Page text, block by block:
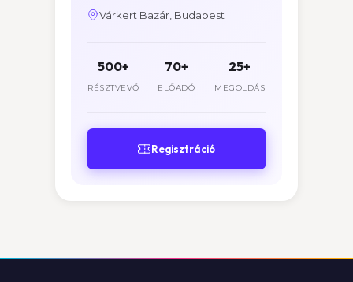
Várkert Bazár, Budapest
500+
RÉSZTVEVŐ
70+
ELŐADÓ
25+
MEGOLDÁS
Regisztráció